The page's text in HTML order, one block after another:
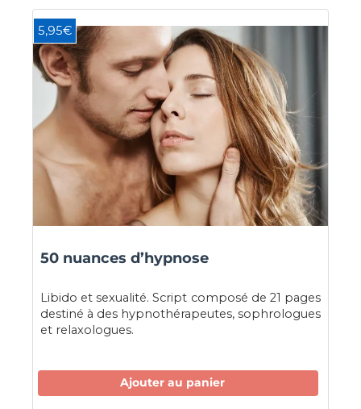
5,95€
50 nuances d’hypnose
Libido et sexualité. Script composé de 21 pages
destiné à des hypnothérapeutes, sophrologues
et relaxologues.
Ajouter au panier